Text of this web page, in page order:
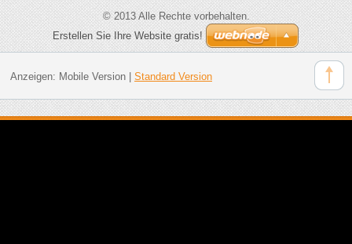
© 2013 Alle Rechte vorbehalten.
Erstellen Sie Ihre Website gratis!
Anzeigen: Mobile Version| Standard Version